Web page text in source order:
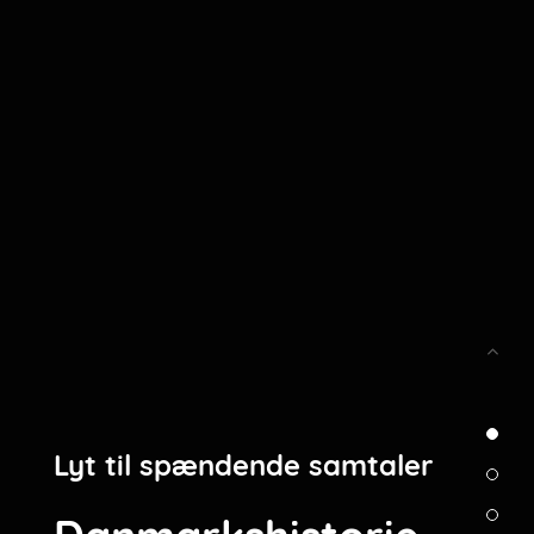
Lyt til spændende samtaler
Umlando Radio
Lyt til
Kærligheden